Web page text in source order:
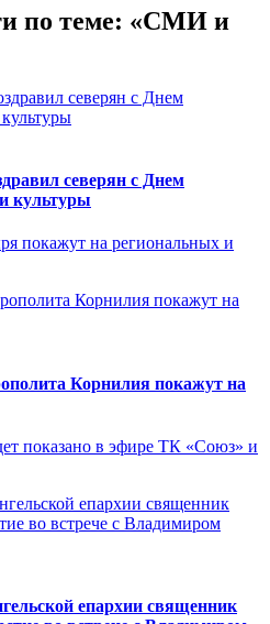
по теме: «СМИ и
северян с Днем
культуры
покажут на региональных и
Корнилия покажут на
показано в эфире ТК «Союз» и
епархии священник